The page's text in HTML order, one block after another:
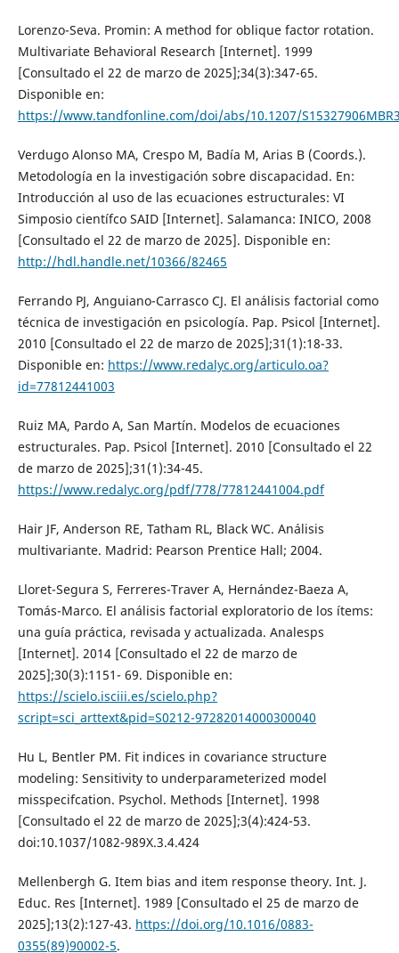
Lorenzo-Seva. Promin: A method for oblique factor rotation.
Multivariate Behavioral Research [Internet]. 1999
[Consultado el 22 de marzo de 2025];34(3):347-65.
Disponible en:
https://www.tandfonline.com/doi/abs/10.1207/
Verdugo Alonso MA, Crespo M, Badía M, Arias B (Coords.).
Metodología en la investigación sobre discapacidad. En:
Introducción al uso de las ecuaciones estructurales: VI
Simposio científco SAID [Internet]. Salamanca: INICO, 2008
[Consultado el 22 de marzo de 2025]. Disponible en:
http://hdl.handle.net/10366/82465
Ferrando PJ, Anguiano-Carrasco CJ. El análisis factorial como
técnica de investigación en psicología. Pap. Psicol [Internet].
2010 [Consultado el 22 de marzo de 2025];31(1):18-33.
Disponible en: https://www.redalyc.org/articulo.oa?
id=77812441003
Ruiz MA, Pardo A, San Martín. Modelos de ecuaciones
estructurales. Pap. Psicol [Internet]. 2010 [Consultado el 22
de marzo de 2025];31(1):34-45.
https://www.redalyc.org/pdf/778/77812441004.pdf
Hair JF, Anderson RE, Tatham RL, Black WC. Análisis
multivariante. Madrid: Pearson Prentice Hall; 2004.
Lloret-Segura S, Ferreres-Traver A, Hernández-Baeza A,
Tomás-Marco. El análisis factorial exploratorio de los ítems:
una guía práctica, revisada y actualizada. Analesps
[Internet]. 2014 [Consultado el 22 de marzo de
2025];30(3):1151- 69. Disponible en:
https://scielo.isciii.es/scielo.php?
script=sci_arttext&pid=S0212-97282014000300040
Hu L, Bentler PM. Fit indices in covariance structure
modeling: Sensitivity to underparameterized model
misspecifcation. Psychol. Methods [Internet]. 1998
[Consultado el 22 de marzo de 2025];3(4):424-53.
doi:10.1037/1082-989X.3.4.424
Mellenbergh G. Item bias and item response theory. Int. J.
Educ. Res [Internet]. 1989 [Consultado el 25 de marzo de
2025];13(2):127-43. https://doi.org/10.1016/0883-
0355(89)90002-5.